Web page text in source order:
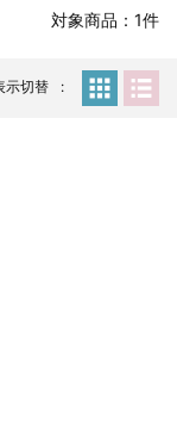
FHD 完全収録！
RING 公演 FHD 完
ィールド公演 完
完全収録！
公演 FHD 完
SBD 完全収録！
対象商品：1件
示切替